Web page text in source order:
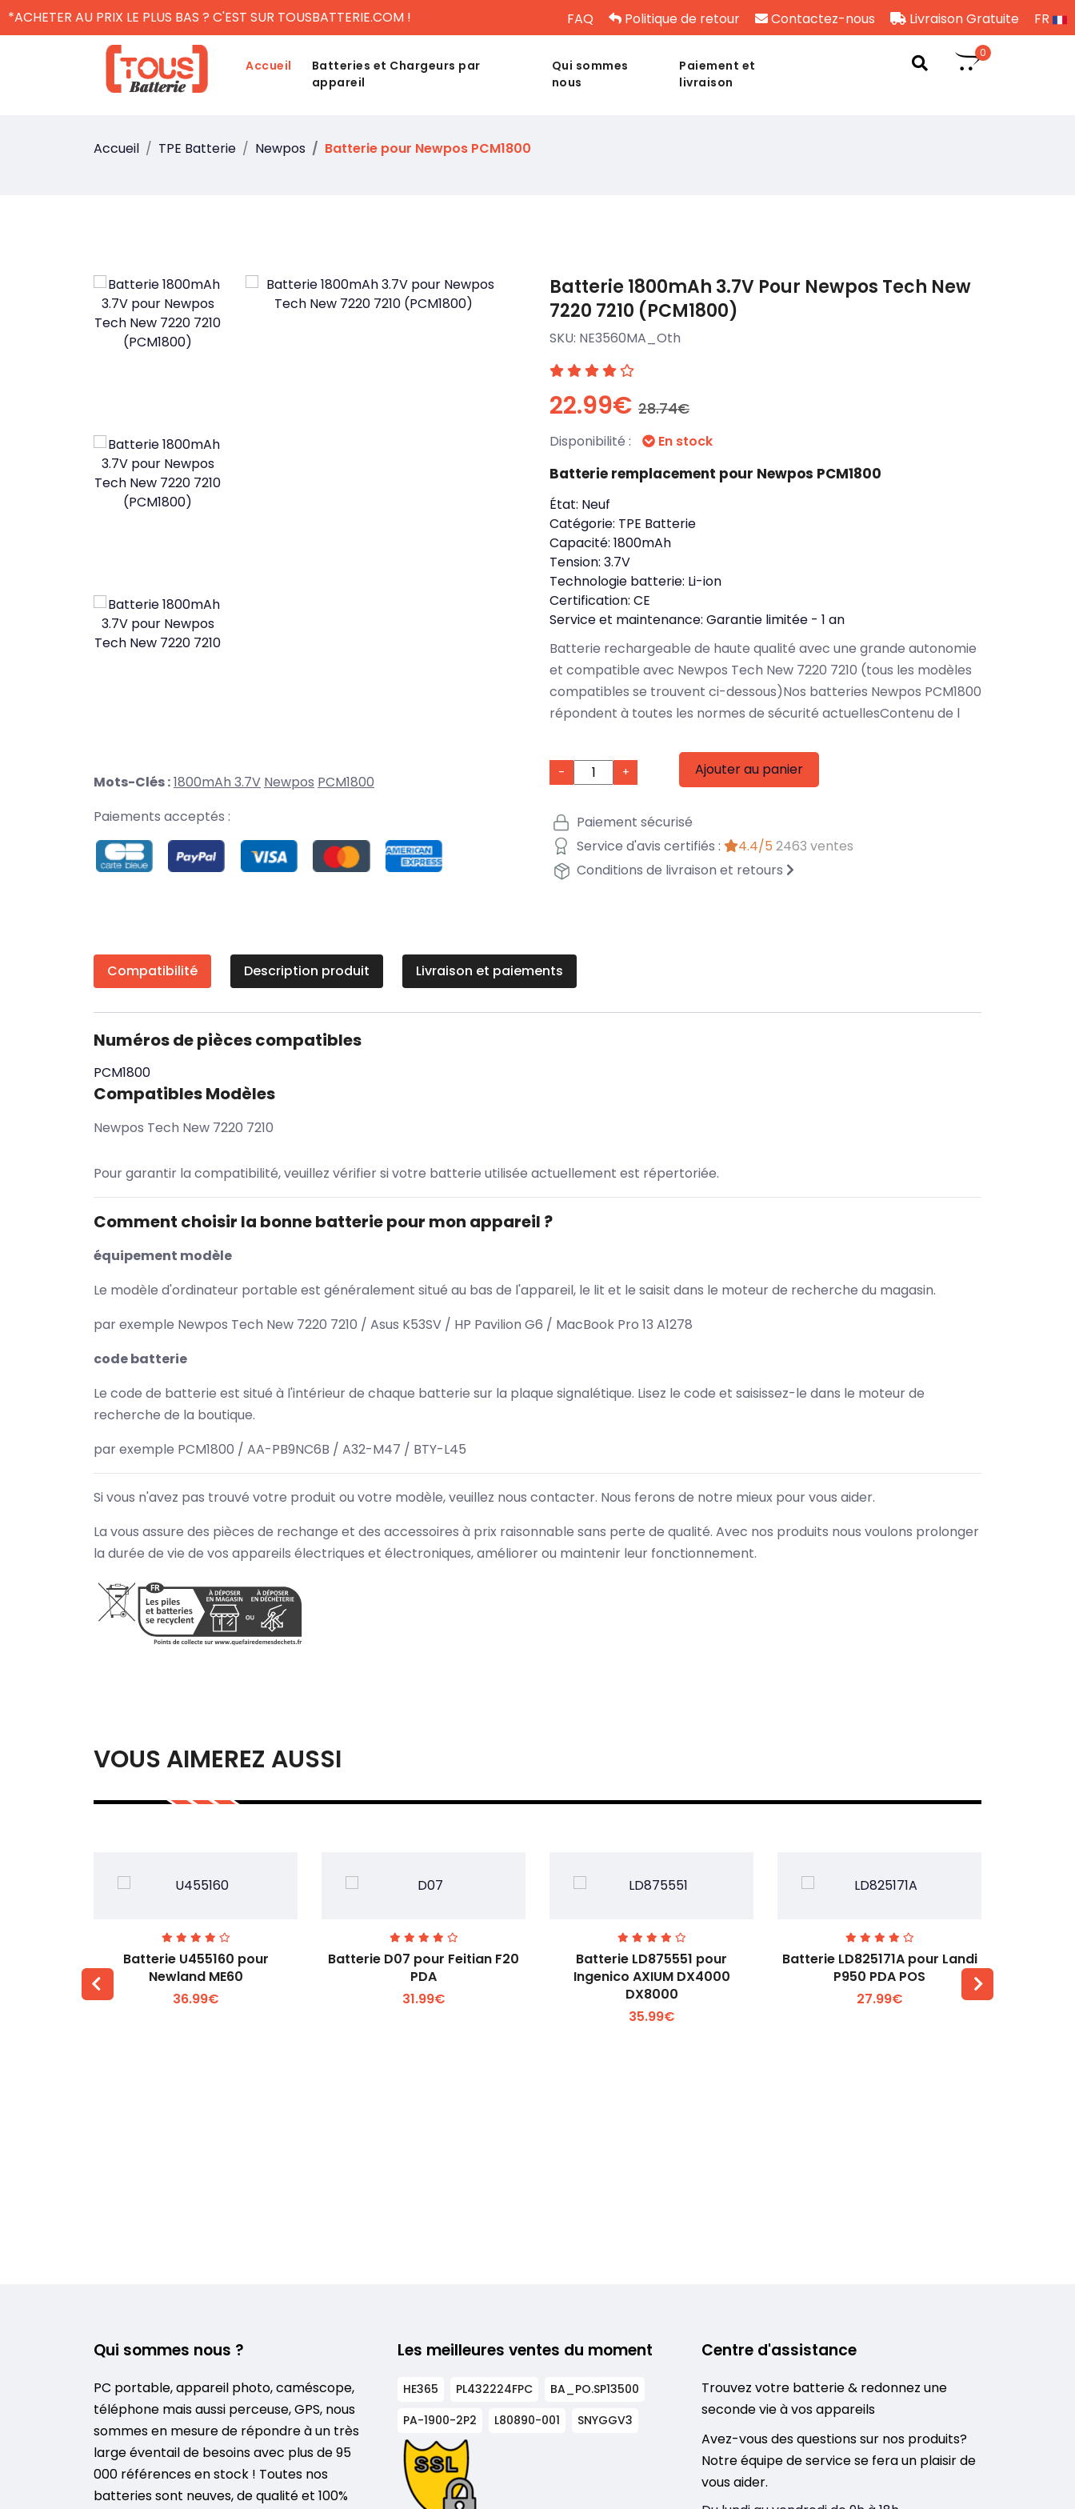
*ACHETER AU PRIX LE PLUS BAS ? C'EST SUR TOUSBATTERIE.COM ! FAQ Politique de retour Contactez-nous Livraison Gratuite FR
Accueil
Batteries et Chargeurs par
appareil
Qui sommes
nous
Paiement et
livraison
0
Accueil TPE Batterie Newpos Batterie pour Newpos PCM1800
Mots-Clés :1800mAh 3.7V Newpos PCM1800
Paiements acceptés :
Batterie 1800mAh 3.7V Pour Newpos Tech New
7220 7210 (PCM1800)
SKU: NE3560MA_Oth
22.99€ 28.74€
Disponibilité : En stock
Batterie remplacement pour Newpos PCM1800
État: Neuf
Catégorie: TPE Batterie
Capacité: 1800mAh
Tension: 3.7V
Technologie batterie: Li-ion
Certification: CE
Service et maintenance: Garantie limitée - 1 an
Batterie rechargeable de haute qualité avec une grande autonomie
et compatible avec Newpos Tech New 7220 7210 (tous les modèles
compatibles se trouvent ci-dessous)Nos batteries Newpos PCM1800
répondent à toutes les normes de sécurité actuellesContenu de l
- + Ajouter au panier
Paiement sécurisé
Service d'avis certifiés :
4.4/5 2463 ventes
Conditions de livraison et retours
Compatibilité Description produit Livraison et paiements
Numéros de pièces compatibles
PCM1800
Compatibles Modèles
Newpos Tech New 7220 7210
Pour garantir la compatibilité, veuillez vérifier si votre batterie utilisée actuellement est répertoriée.
Comment choisir la bonne batterie pour mon appareil ?
équipement modèle
Le modèle d'ordinateur portable est généralement situé au bas de l'appareil, le lit et le saisit dans le moteur de recherche du magasin.
par exemple Newpos Tech New 7220 7210 / Asus K53SV / HP Pavilion G6 / MacBook Pro 13 A1278
code batterie
Le code de batterie est situé à l'intérieur de chaque batterie sur la plaque signalétique. Lisez le code et saisissez-le dans le moteur de
recherche de la boutique.
par exemple PCM1800 / AA-PB9NC6B / A32-M47 / BTY-L45
Si vous n'avez pas trouvé votre produit ou votre modèle, veuillez nous contacter. Nous ferons de notre mieux pour vous aider.
La vous assure des pièces de rechange et des accessoires à prix raisonnable sans perte de qualité. Avec nos produits nous voulons prolonger
la durée de vie de vos appareils électriques et électroniques, améliorer ou maintenir leur fonctionnement.
VOUS AIMEREZ AUSSI
Voir plus +
Batterie U455160 pour
Newland ME60
36.99€
Voir plus +
Batterie D07 pour Feitian F20
PDA
31.99€
Voir plus +
Batterie LD875551 pour
Ingenico AXIUM DX4000
DX8000
35.99€
Voir plus +
Batterie LD825171A pour Landi
P950 PDA POS
27.99€
Qui sommes nous ?
PC portable, appareil photo, caméscope,
téléphone mais aussi perceuse, GPS, nous
sommes en mesure de répondre à un très
large éventail de besoins avec plus de 95
000 références en stock ! Toutes nos
batteries sont neuves, de qualité et 100%
Les meilleures ventes du moment
HE365 PL432224FPC
BA_PO.SP13500
PA-1900-2P2
L80890-001 SNYGGV3
Centre d'assistance
Trouvez votre batterie & redonnez une
seconde vie à vos appareils
Avez-vous des questions sur nos produits?
Notre équipe de service se fera un plaisir de
vous aider.